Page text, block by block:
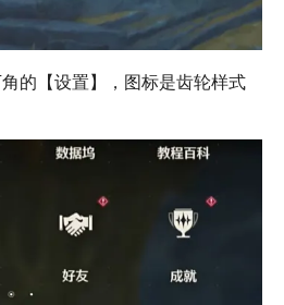
的【设置】，图标是齿轮样式